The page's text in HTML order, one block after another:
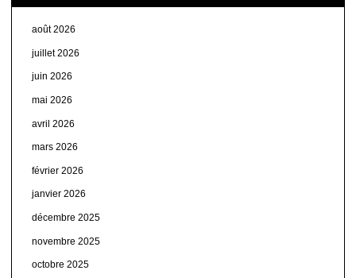
août 2026
juillet 2026
juin 2026
mai 2026
avril 2026
mars 2026
février 2026
janvier 2026
décembre 2025
novembre 2025
octobre 2025